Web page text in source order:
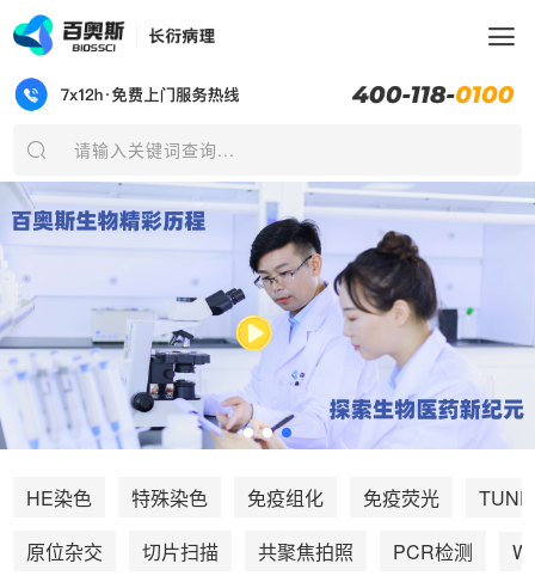
请输入关键词查询...
HE染色 特殊染色 免疫组化 免疫荧光
原位杂交
切片扫描 共聚焦拍照 PCR检测